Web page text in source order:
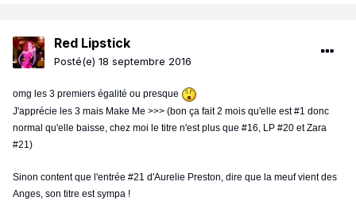
Red Lipstick
Posté(e) 18 septembre 2016
omg les 3 premiers égalité ou presque
J'apprécie les 3 mais Make Me >>> (bon ça fait 2 mois qu'elle est #1 donc
normal qu'elle baisse, chez moi le titre n'est plus que #16, LP #20 et Zara
#21)
Sinon content que l'entrée #21 d'Aurelie Preston, dire que la meuf vient des
Anges, son titre est sympa !